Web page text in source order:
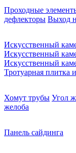
Проходные
дефлекторы Выход
Искусственный
Искусственный
Искусственный
Тротуарная плитка
Хомут трубы Угол
желоба
Панель сайдинга